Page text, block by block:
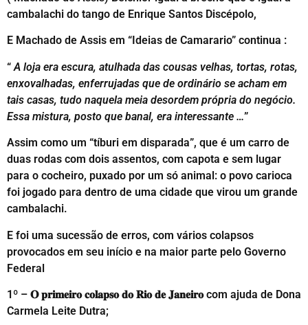
cambalachi do tango de Enrique Santos Discépolo,
E Machado de Assis em “Ideias de Camarario” continua :
“A loja era escura, atulhada das cousas velhas, tortas, rotas,
enxovalhadas, enferrujadas que de ordinário se acham em
tais casas, tudo naquela meia desordem própria do negócio.
Essa mistura, posto que banal, era interessante …”
Assim como um “tíburi em disparada”, que é um carro de
duas rodas com dois assentos, com capota e sem lugar
para o cocheiro, puxado por um só animal: o povo carioca
foi jogado para dentro de uma cidade que virou um grande
cambalachi.
E foi uma sucessão de erros, com vários colapsos
provocados em seu início e na maior parte pelo Governo
Federal
1º – 𝐎 𝐩𝐫𝐢𝐦𝐞𝐢𝐫𝐨 𝐜𝐨𝐥𝐚𝐩𝐬𝐨 𝐝𝐨 𝐑𝐢𝐨 𝐝𝐞 𝐉𝐚𝐧𝐞𝐢𝐫𝐨 com ajuda de Dona
Carmela Leite Dutra;